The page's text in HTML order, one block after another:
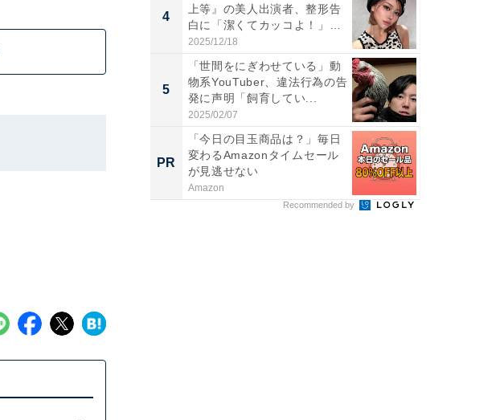
4
上等』の美人出演者、整形告
白に「潔くてカッコよ！」
「好...
2025/12/18
5
「世間をにぎわせている」動
物系YouTuber、違法行為の告
発に声明「飼育してい...
2025/02/07
PR
「今日の目玉商品は？」毎日
変わるAmazonタイムセール
が見逃せない
Amazon
Recommended by